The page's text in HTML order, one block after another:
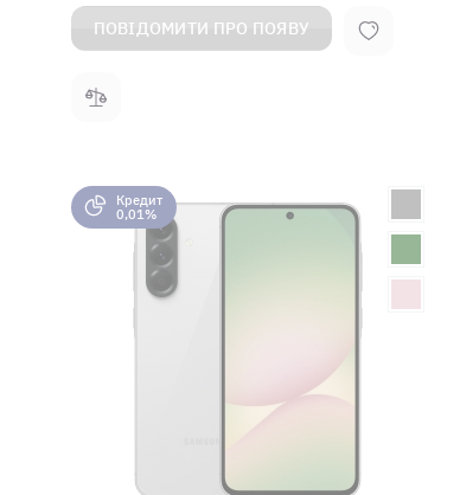
ПОВІДОМИТИ ПРО ПОЯВУ
Кредит
0,01%